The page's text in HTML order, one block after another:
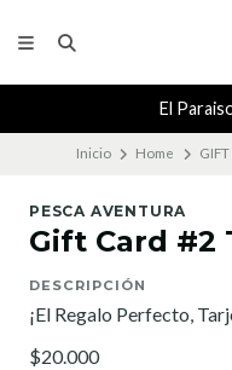
El
Inicio Home
PESCA AVENTURA
Gift Card #2
DESCRIPCIÓN
¡El Regalo Perfecto,
$20.000